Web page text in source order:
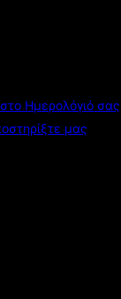
Ημερολόγιό σας
μας